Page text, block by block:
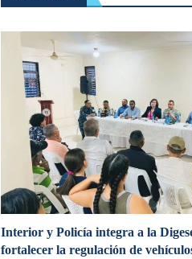
Interior y Policía integra a la
fortalecer la regulación de